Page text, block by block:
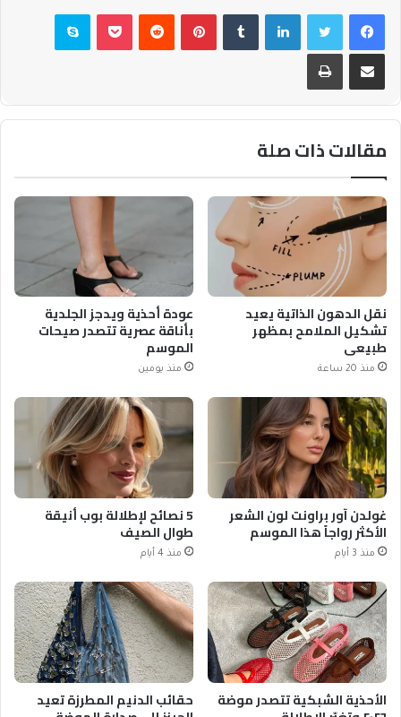
فيسبوكتويتر لينكدإن بينتيريست بوكيت سكايب
مشاركة عبر البريد طباعة
مقالات ذات صلة
نقل الدهون الذاتية يعيد
تشكيل الملامح بمظهر
طبيعي
منذ 20 ساعة
عودة أحذية ويدجز الجلدية
بأناقة عصرية تتصدر صيحات
الموسم
منذ يومين
غولدن آور براونت لون الشعر
الأكثر رواجاً هذا الموسم
منذ 3 أيام
5 نصائح لإطلالة بوب أنيقة
طوال الصيف
منذ 4 أيام
الأحذية الشبكية تتصدر موضة حقائب الدنيم المطرزة تعيد